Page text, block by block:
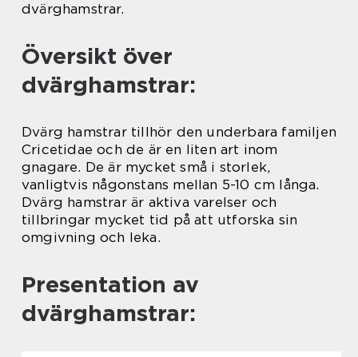
dvärghamstrar.
Översikt över
dvärghamstrar:
Dvärg hamstrar tillhör den underbara familjen
Cricetidae och de är en liten art inom
gnagare. De är mycket små i storlek,
vanligtvis någonstans mellan 5-10 cm långa.
Dvärg hamstrar är aktiva varelser och
tillbringar mycket tid på att utforska sin
omgivning och leka.
Presentation av
dvärghamstrar: